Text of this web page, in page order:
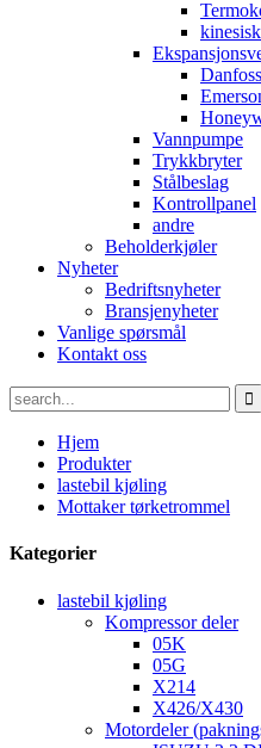
Danfoss
Vannpumpe
Trykkbryter
Stålbeslag
Kontrollpanel
andre
Beholderkjøler
Nyheter
Bedriftsnyheter
Bransjenyheter
Vanlige spørsmål
Kontakt oss
Hjem
Produkter
lastebil kjøling
Mottaker tørketrommel
Kategorier
lastebil kjøling
Kompressor deler
05K
05G
X214
X426/X430
Motordeler